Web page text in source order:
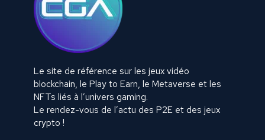
Le site de référence sur les jeux vidéo
blockchain, le Play to Earn, le Metaverse et les
NFTs liés à l’univers gaming.
Le rendez-vous de l’actu des P2E et des jeux
crypto !